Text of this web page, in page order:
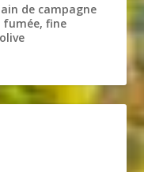
de campagne
fumée, fine